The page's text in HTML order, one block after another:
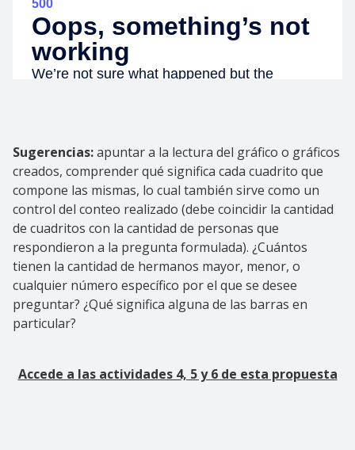
Sugerencias:apuntar a la lectura del gráfico o gráficos
creados, comprender qué significa cada cuadrito que
compone las mismas, lo cual también sirve como un
control del conteo realizado (debe coincidir la cantidad
de cuadritos con la cantidad de personas que
respondieron a la pregunta formulada). ¿Cuántos
tienen la cantidad de hermanos mayor, menor, o
cualquier número específico por el que se desee
preguntar? ¿Qué significa alguna de las barras en
particular?
Accede a las actividades 4, 5 y 6 de esta propuesta